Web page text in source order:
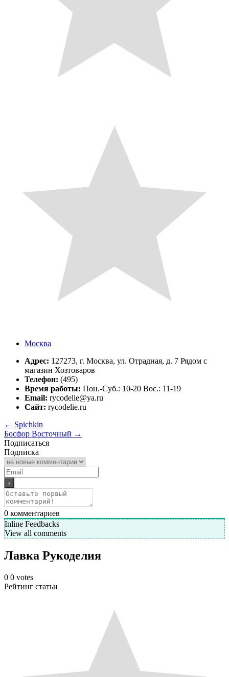
Москва
Адрес: 127273, г. Москва, ул. Отрадная, д. 7 Рядом с
магазин Хозтоваров
Телефон: (495)
Время работы: Пон.-Суб.: 10-20 Вос.: 11-19
Email: rycodelie@ya.ru
Сайт: rycodelie.ru
← Spichkin
Босфор Восточный →
Подписаться
Подписка
0 комментариев
Inline Feedbacks
View all comments
Лавка Рукоделия
0 0 votes
Рейтинг статьи